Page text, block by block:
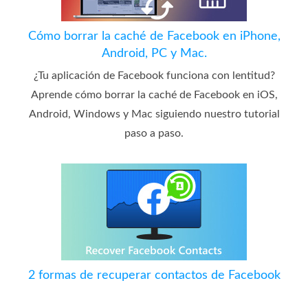
Cómo borrar la caché de Facebook en iPhone,
Android, PC y Mac.
¿Tu aplicación de Facebook funciona con lentitud?
Aprende cómo borrar la caché de Facebook en iOS,
Android, Windows y Mac siguiendo nuestro tutorial
paso a paso.
2 formas de recuperar contactos de Facebook